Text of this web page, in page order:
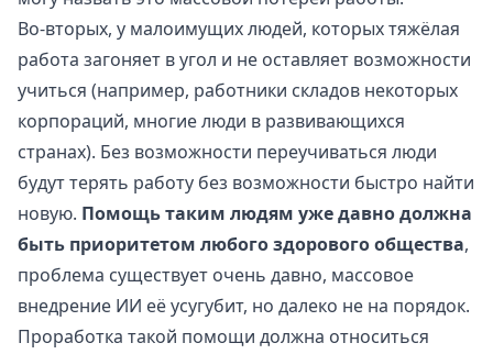
Во-вторых, у малоимущих людей, которых тяжёлая
работа загоняет в угол и не оставляет возможности
учиться (например, работники складов некоторых
корпораций, многие люди в развивающихся
странах). Без возможности переучиваться люди
будут терять работу без возможности быстро найти
новую. Помощь таким людям уже давно должна
быть приоритетом любого здорового общества,
проблема существует очень давно, массовое
внедрение ИИ её усугубит, но далеко не на порядок.
Проработка такой помощи должна относиться